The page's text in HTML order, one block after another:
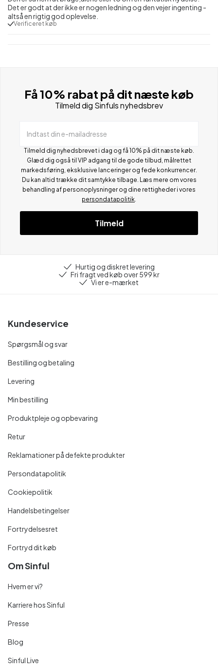
Det er godt at der ikke er nogen ledning og den vejer ingenting -
altså en rigtig god oplevelse.
Verificeret køb
Få 10% rabat på dit næste køb
Tilmeld dig Sinfuls nyhedsbrev
Indtast din e-mailadresse
Tilmeld dig nyhedsbrevet i dag og få 10% på dit næste køb.
Glæd dig også til VIP adgang til de gode tilbud, målrettet
markedsføring, eksklusive lanceringer og fede konkurrencer.
Du kan altid trække dit samtykke tilbage. Læs mere om vores
behandling af personoplysninger og dine rettigheder i vores
persondatapolitik
Tilmeld
Hurtig og diskret levering
Fri fragt ved køb over 599 kr
Vi er e-mærket
Kundeservice
Spørgsmål og svar
Bestilling og betaling
Levering
Min bestilling
Produktpleje og opbevaring
Retur
Reklamationer på defekte produkter
Persondatapolitik
Cookiepolitik
Handelsbetingelser
Fortrydelsesret
Fortryd dit køb
Om Sinful
Hvem er vi?
Karriere hos Sinful
Presse
Blog
Sinful Live